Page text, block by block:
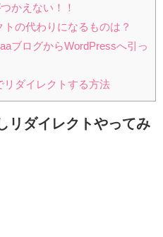
かえない！！
トの代わりになるものは？
ブログからWordPressへ引っ
リダイレクトする方法
リダイレクトやってみ